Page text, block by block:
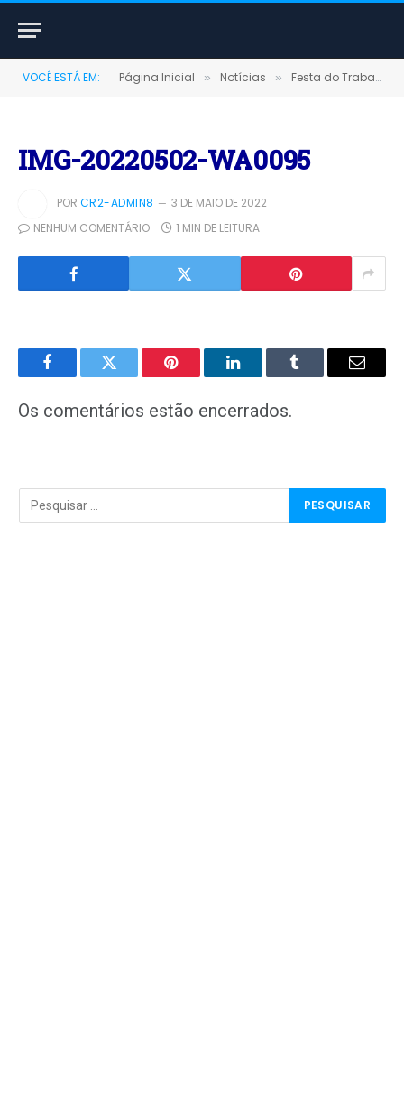
VOCÊ ESTÁ EM: Página Inicial » Notícias » Festa do Trabalhador em comemoração ao dia 1º de maio
IMG-20220502-WA0095
POR CR2-ADMIN8
3 DE MAIO DE 2022
NENHUM COMENTÁRIO
1 MIN DE LEITURA
FacebookTwitter Pinterest LinkedInTumblr
E-
Os comentários estão encerrados.